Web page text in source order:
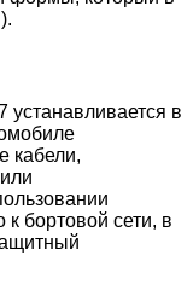
устанавливается в
кабели,
к бортовой сети, в